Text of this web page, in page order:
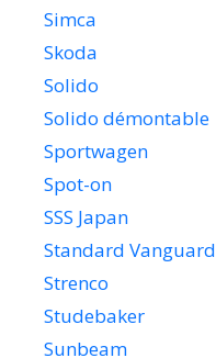
Simca
Skoda
Solido
Solido démontable
Sportwagen
Spot-on
SSS Japan
Standard Vanguard
Strenco
Studebaker
Sunbeam